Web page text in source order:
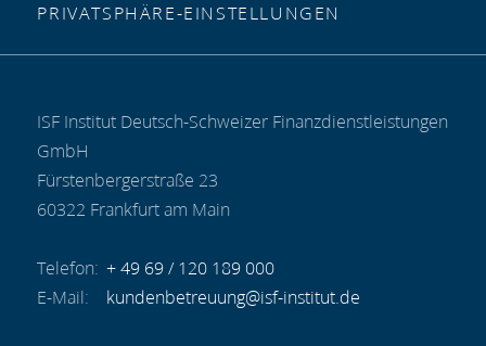
PRIVATSPHÄRE-EINSTELLUNGEN
ISF Institut Deutsch-Schweizer Finanzdienstleistungen
GmbH
Fürstenbergerstraße 23
60322 Frankfurt am Main
+ 49 69 / 120 189 000
kundenbetreuung@isf-institut.de